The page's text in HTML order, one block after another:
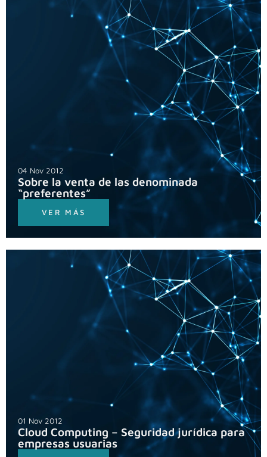
VER MÁS
Sobre la venta de las denominada
“preferentes”
04 Nov 2012
Cloud Computing – Seguridad jurídica para
empresas usuarias
01 Nov 2012